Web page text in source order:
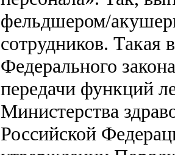
фельдшером/
сотрудников. Такая
Федерального
передачи функций
Министерства
Российской